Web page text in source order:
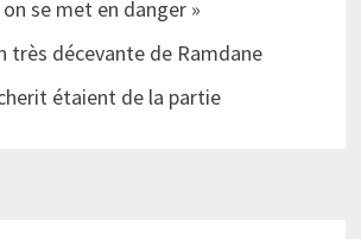
se met en danger »
très décevante de Ramdane
étaient de la partie